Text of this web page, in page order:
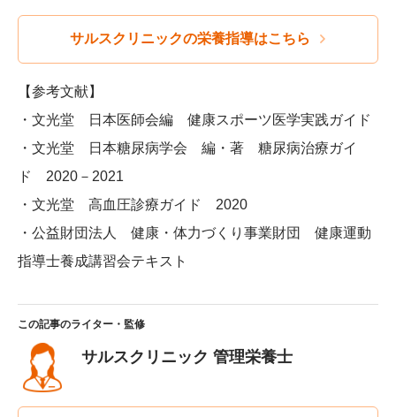
サルスクリニックの栄養指導はこちら
【参考文献】
・文光堂 日本医師会編 健康スポーツ医学実践ガイド
・文光堂 日本糖尿病学会 編・著 糖尿病治療ガイ
ド 2020－2021
・文光堂 高血圧診療ガイド 2020
・公益財団法人 健康・体力づくり事業財団 健康運動
指導士養成講習会テキスト
この記事のライター・監修
サルスクリニック 管理栄養士